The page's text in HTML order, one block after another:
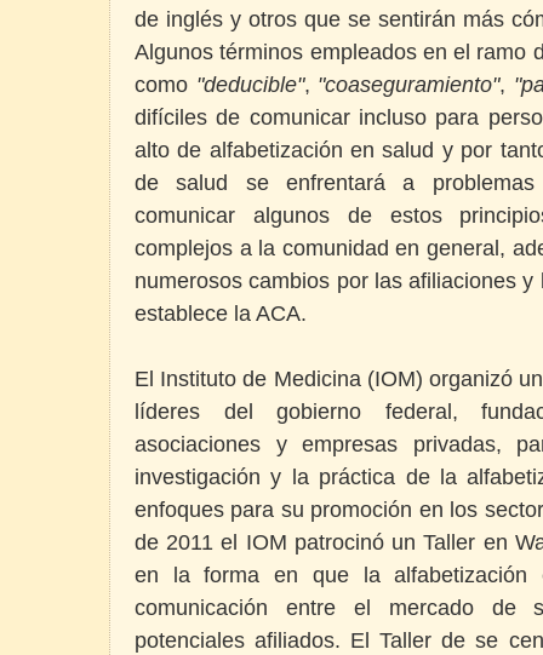
de inglés y otros que se sentirán más
Algunos términos empleados en el ramo
como "deducible", "coaseguramiento",
difíciles de comunicar incluso para
alto de alfabetización en salud y por
de salud se enfrentará a
comunicar algunos de estos
complejos a la comunidad en general,
numerosos cambios por las afiliaciones
establece la ACA.
El Instituto de Medicina (IOM) organizó
líderes del gobierno federal,
asociaciones y empresas privadas,
investigación y la práctica de la
enfoques para su promoción en los
de 2011 el IOM patrocinó un Taller en
en la forma en que la alfabetización
comunicación entre el mercado de
potenciales afiliados. El Taller de se